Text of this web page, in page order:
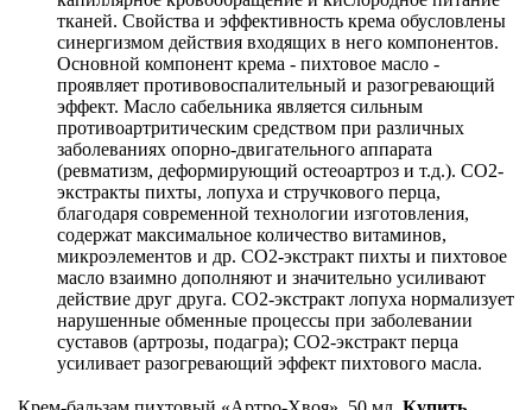
тканей. Свойства и эффективность крема обусловлены
синергизмом действия входящих в него компонентов.
Основной компонент крема - пихтовое масло -
проявляет противовоспалительный и разогревающий
эффект. Масло сабельника является сильным
противоартритическим средством при различных
заболеваниях опорно-двигательного аппарата
(ревматизм, деформирующий остеоартроз и т.д.). СО2-
экстракты пихты, лопуха и стручкового перца,
благодаря современной технологии изготовления,
содержат максимальное количество витаминов,
микроэлементов и др. СО2-экстракт пихты и пихтовое
масло взаимно дополняют и значительно усиливают
действие друг друга. СО2-экстракт лопуха нормализует
нарушенные обменные процессы при заболевании
суставов (артрозы, подагра); СО2-экстракт перца
усиливает разогревающий эффект пихтового масла.